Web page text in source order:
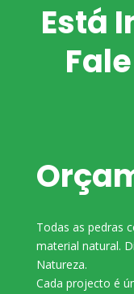
Está
Todas as pedras
material natural.
Natureza.
Cada projecto é